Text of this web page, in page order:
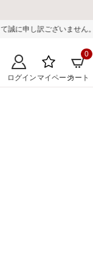
ログイン マイページカート
0